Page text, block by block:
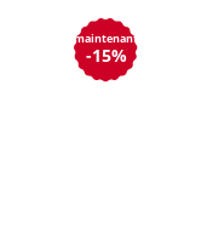
maintenant
-15%